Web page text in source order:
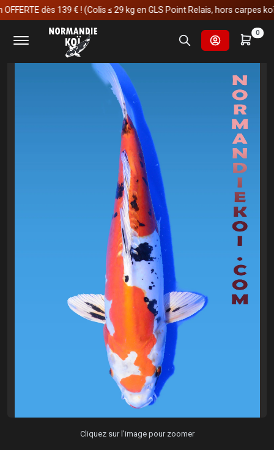
dès 139 € ! (Colis ≤ 29 kg en GLS Point Relais, hors carpes koï)
0
Accueil Carpes koï Nisai Yamatonishiki
Cliquez sur l'image pour zoomer